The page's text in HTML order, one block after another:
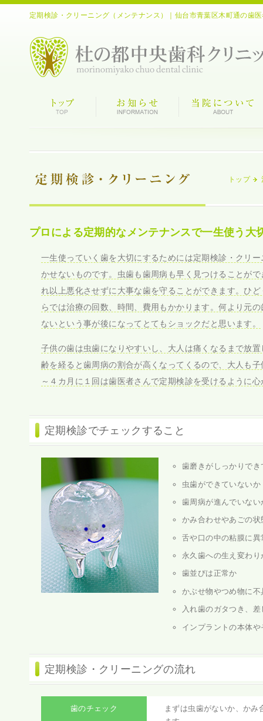
定期検診・クリーニング（メンテナンス）｜仙台市青葉区木町通の歯
トップ
プロによる定期的なメンテナンスで一生使う大
一生使っていく歯を大切にするためには定期検診・クリ
かせないものです。虫歯も歯周病も早く見つけることが
れ以上悪化させずに大事な歯を守ることができます。ひ
らでは治療の回数、時間、費用もかかります。何より元
ないという事が後になってとてもショックだと思います。
子供の歯は虫歯になりやすいし、大人は痛くなるまで放
齢を経ると歯周病の割合が高くなってくるので、大人も
～４カ月に１回は歯医者さんで定期検診を受けるように
定期検診でチェックすること
歯磨きがしっかりでき
虫歯ができていないか
歯周病が進んでいない
かみ合わせやあごの状
舌や口の中の粘膜に異
永久歯への生え変わ
歯並びは正常か
かぶせ物やつめ物に不
入れ歯のガタつき、
インプラントの本体
定期検診・クリーニングの流れ
歯のチェック
まずは虫歯がないか、か